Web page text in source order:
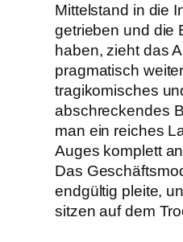
Mittelstand in die
getrieben und die
haben, zieht das
pragmatisch
tragikomisches
abschreckendes
man ein reiches
Auges komplett
Das
endgültig pleite,
sitzen auf dem